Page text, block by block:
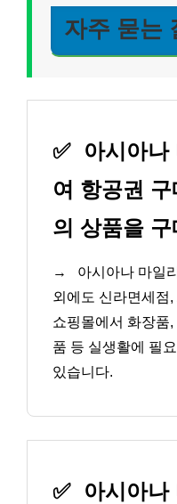
자주 묻는
✅
아시아나
여 항공권
의 상품을
→
아시아나 마일
외에도 신라면세점
쇼핑몰에서 화장품,
품 등 실생활에 필
있습니다.
✅
아시아나